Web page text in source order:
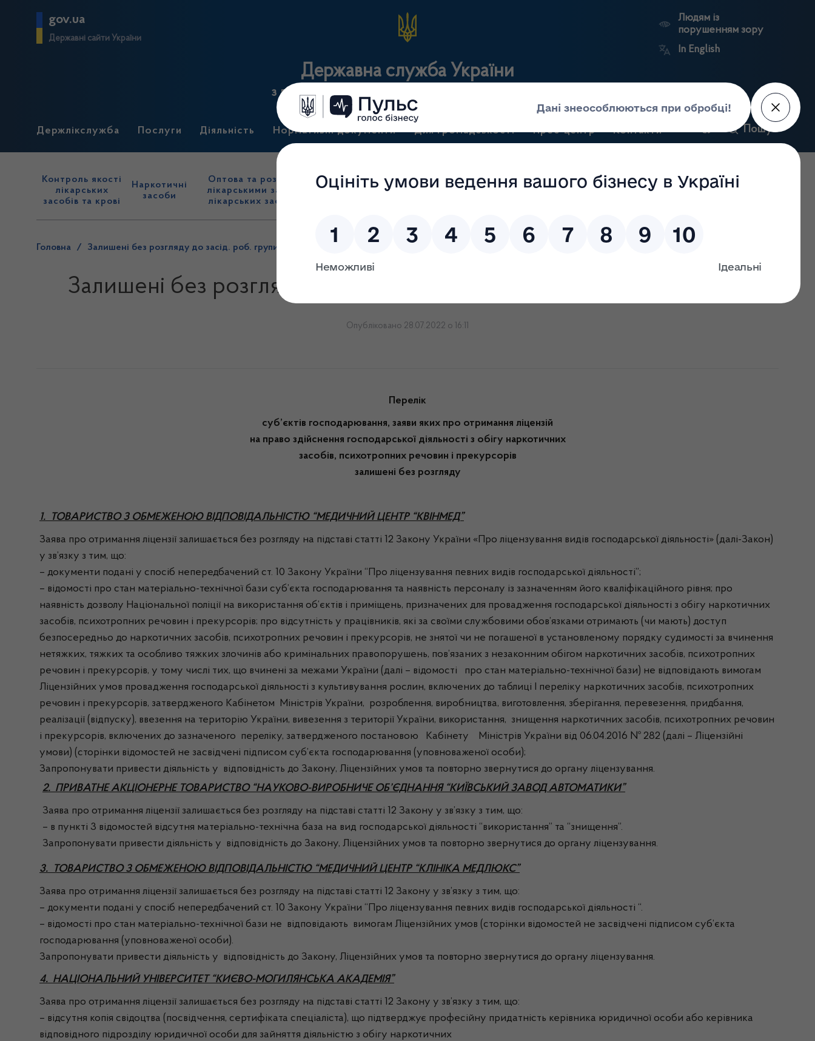
gov.ua
Державні сайти України
Державна служба України
з лікарських засобів та контролю за наркотиками
Людям із
порушенням зору
In English
Держлікслужба Послуги Діяльність Нормативні документи Для громадськості Прес-центр Контакти Пошук
Контроль якості
лікарських
засобів та крові
Наркотичні
засоби
Оптова та роздрібна торгівля
лікарськими засобами, імпорт
лікарських засобів (крім АФІ)
Державний
нагляд
виробництва лікарських
Ринковий
Державні
Антикорупційний
портал
Головна / Залишені без розгляду до засід. роб. групи
Залишені без розгляду до засідання робочої групи від 28.07.2022
Опубліковано 28.07.2022 о 16:11
Перелік
суб’єктів господарювання, заяви яких про отримання ліцензій
на право здійснення господарської діяльності з обігу наркотичних
засобів, психотропних речовин і прекурсорів
залишені без розгляду
1. ТОВАРИСТВО З ОБМЕЖЕНОЮ ВІДПОВІДАЛЬНІСТЮ “МЕДИЧНИЙ ЦЕНТР “КВІНМЕД”
Заява про отримання ліцензії залишається без розгляду на підставі статті 12 Закону України «Про ліцензування видів господарської діяльності» (далі-Закон)
у зв’язку з тим, що:
– документи подані у спосіб непередбачений ст. 10 Закону України “Про ліцензування певних видів господарської діяльності”;
– відомості про стан матеріально-технічної бази суб’єкта господарювання та наявність персоналу із зазначенням його кваліфікаційного рівня; про
наявність дозволу Національної поліції на використання об’єктів і приміщень, призначених для провадження господарської діяльності з обігу наркотичних
засобів, психотропних речовин і прекурсорів; про відсутність у працівників, які за своїми службовими обов’язками отримають (чи мають) доступ
безпосередньо до наркотичних засобів, психотропних речовин і прекурсорів, не знятої чи не погашеної в установленому порядку судимості за вчинення
нетяжких, тяжких та особливо тяжких злочинів або кримінальних правопорушень, пов’язаних з незаконним обігом наркотичних засобів, психотропних
речовин і прекурсорів, у тому числі тих, що вчинені за межами України (далі – відомості про стан матеріально-технічної бази) не відповідають вимогам
Ліцензійних умов провадження господарської діяльності з культивування рослин, включених до таблиці I переліку наркотичних засобів, психотропних
речовин і прекурсорів, затвердженого Кабінетом Міністрів України, розроблення, виробництва, виготовлення, зберігання, перевезення, придбання,
реалізації (відпуску), ввезення на територію України, вивезення з території України, використання, знищення наркотичних засобів, психотропних речовин
і прекурсорів, включених до зазначеного переліку, затвердженого постановою Кабінету Міністрів України від 06.04.2016 № 282 (далі – Ліцензійні
умови) (сторінки відомостей не засвідчені підписом суб’єкта господарювання (уповноваженої особи);
Запропонувати привести діяльність у відповідність до Закону, Ліцензійних умов та повторно звернутися до органу ліцензування.
2. ПРИВАТНЕ АКЦІОНЕРНЕ ТОВАРИСТВО “НАУКОВО-ВИРОБНИЧЕ ОБ’ЄДНАННЯ “КИЇВСЬКИЙ ЗАВОД АВТОМАТИКИ”
Заява про отримання ліцензії залишається без розгляду на підставі статті 12 Закону у зв’язку з тим, що:
– в пункті 3 відомостей відсутня матеріально-технічна база на вид господарської діяльності “використання” та “знищення”.
Запропонувати привести діяльність у відповідність до Закону, Ліцензійних умов та повторно звернутися до органу ліцензування.
3. ТОВАРИСТВО З ОБМЕЖЕНОЮ ВІДПОВІДАЛЬНІСТЮ “МЕДИЧНИЙ ЦЕНТР “КЛІНІКА МЕДЛЮКС”
Заява про отримання ліцензії залишається без розгляду на підставі статті 12 Закону у зв’язку з тим, що:
– документи подані у спосіб непередбачений ст. 10 Закону України “Про ліцензування певних видів господарської діяльності “.
– відомості про стан матеріально-технічної бази не відповідають вимогам Ліцензійних умов (сторінки відомостей не засвідчені підписом суб’єкта
господарювання (уповноваженої особи).
Запропонувати привести діяльність у відповідність до Закону, Ліцензійних умов та повторно звернутися до органу ліцензування.
4. НАЦІОНАЛЬНИЙ УНІВЕРСИТЕТ “КИЄВО-МОГИЛЯНСЬКА АКАДЕМІЯ”
Заява про отримання ліцензії залишається без розгляду на підставі статті 12 Закону у зв’язку з тим, що:
– відсутня копія свідоцтва (посвідчення, сертифіката спеціаліста), що підтверджує професійну придатність керівника юридичної особи або керівника
відповідного підрозділу юридичної особи для зайняття діяльністю з обігу наркотичних